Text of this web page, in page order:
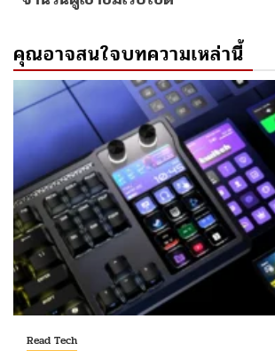
คุณอาจสนใจบทความเหล่านี้
Read Tech